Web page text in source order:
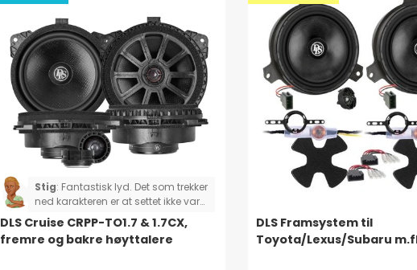
Stig: Fantastisk lyd. Det som trekker
ned karakteren er at settet ikke var
komplett. To adapterkabler
manglet, så jeg måtte klippe og
lodde i stedet for å bare plugge inn
DLS Cruise CRPP-TO1.7 & 1.7CX,
fremre og bakre høyttalere
DLS Framsystem til
Toyota/Lexus/Subaru